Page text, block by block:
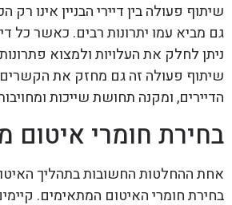
שיתוף פעולה בין דיירי הבניין אינו
גם מביא עמו יתרונות רבים. כאשר כל
ניתן לחלק את העלויות ולמצוא
שיתוף פעולה זה גם מחזק את הקשרים
הדיירים, ומקנה תחושת שייכות
בחירת חומרי איטום
אחת ההחלטות החשובות בתהליך
בחירת חומרי האיטום המתאימים.